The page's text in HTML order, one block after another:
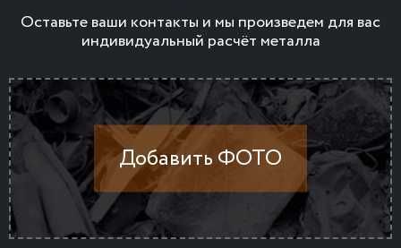
Оставьте ваши контакты и мы произведем для вас
индивидуальный расчёт металла